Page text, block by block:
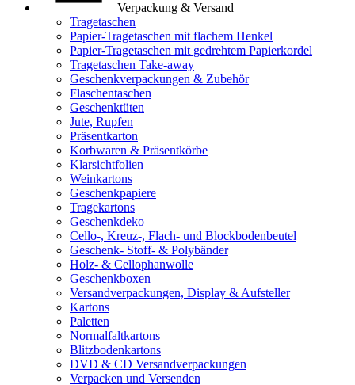
Verpackung & Versand
Tragetaschen
Papier-Tragetaschen mit flachem Henkel
Papier-Tragetaschen mit gedrehtem Papierkordel
Tragetaschen Take-away
Geschenkverpackungen & Zubehör
Flaschentaschen
Geschenktüten
Jute, Rupfen
Präsentkarton
Korbwaren & Präsentkörbe
Klarsichtfolien
Weinkartons
Geschenkpapiere
Tragekartons
Geschenkdeko
Cello-, Kreuz-, Flach- und Blockbodenbeutel
Geschenk- Stoff- & Polybänder
Holz- & Cellophanwolle
Geschenkboxen
Versandverpackungen, Display & Aufsteller
Kartons
Paletten
Normalfaltkartons
Blitzbodenkartons
DVD & CD Versandverpackungen
Verpacken und Versenden